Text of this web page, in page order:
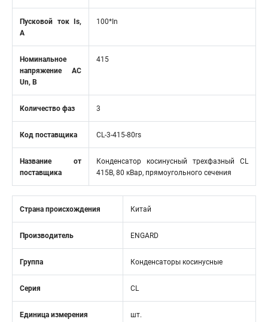
Пусковой ток Is,
А
100*In
Номинальное
напряжение АС
Un, В
415
Количество фаз 3
Код поставщика CL-3-415-80rs
Название от
поставщика
Конденсатор косинусный трехфазный CL
415В, 80 кВар, прямоугольного сечения
Страна происхождения Китай
Производитель ENGARD
Группа Конденсаторы косинусные
Серия CL
Единица измерения шт.